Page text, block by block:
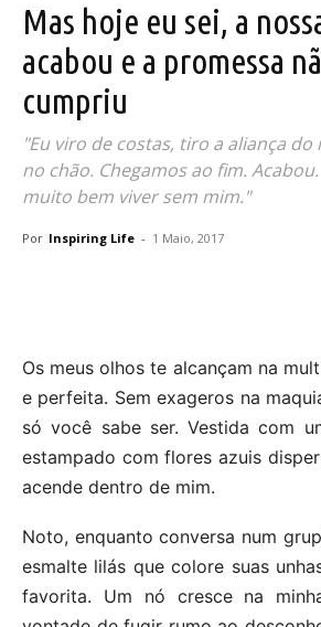
Mas hoje eu sei, a
acabou e a promessa
cumpriu
"Eu viro de costas, tiro a aliança
no chão. Chegamos ao fim.
muito bem viver sem mim."
Por Inspiring Life - 1 Maio, 2017
Os meus olhos te alcançam na
e perfeita. Sem exageros na
só você sabe ser. Vestida com
estampado com flores azuis
acende dentro de mim.
Noto, enquanto conversa num
esmalte lilás que colore suas
favorita. Um nó cresce na